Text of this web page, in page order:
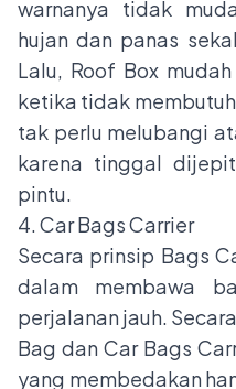
warnanya tidak
hujan dan panas
Lalu, Roof Box
ketika tidak
tak perlu melubangi
karena tinggal
pintu.
4. Car Bags Carrier
Secara prinsip Bags
dalam membawa
perjalanan jauh.
Bag dan Car Bags
yang membedakan